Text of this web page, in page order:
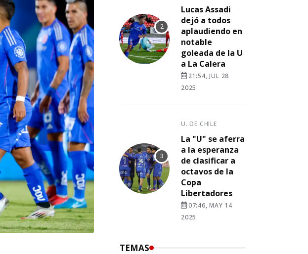
Lucas Assadi
dejó a todos
aplaudiendo en
notable
goleada de la U
a La Calera
21:54, JUL 28
2025
U. DE CHILE
La "U" se aferra
a la esperanza
de clasificar a
octavos de la
Copa
Libertadores
07:46, MAY 14
2025
TEMAS